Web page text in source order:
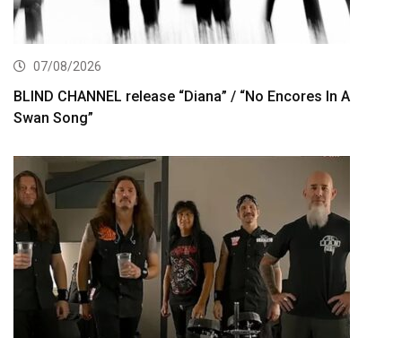
07/08/2026
BLIND CHANNEL release “Diana” / “No Encores In A
Swan Song”